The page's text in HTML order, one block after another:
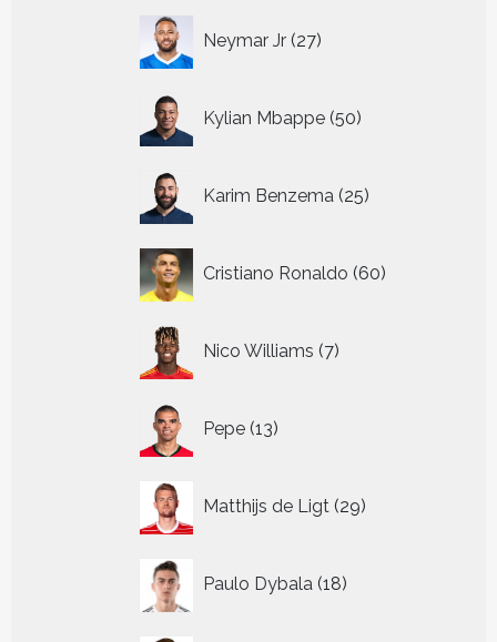
Neymar Jr 27
producten
Kylian Mbappe 50
producten
Karim Benzema 25
producten
Cristiano Ronaldo 60
producten
Nico Williams 7
producten
Pepe 13
producten
Matthijs de Ligt 29
producten
Paulo Dybala 18
producten